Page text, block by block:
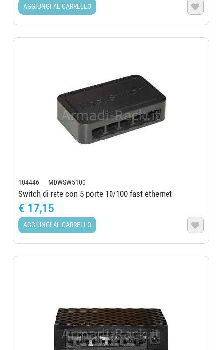
AGGIUNGI AL CARRELLO 
104446 MDWSW5100
Switch di rete con 5 porte 10/100 fast ethernet
€ 17,15
AGGIUNGI AL CARRELLO 